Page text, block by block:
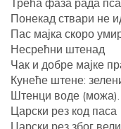
Понекад ствари не
Пас мајка скоро
Несрећни штенад
Чак и добре мајке
Кунеће штене:
Штенци воде (можа).
Царски рез код паса
Царски рез због